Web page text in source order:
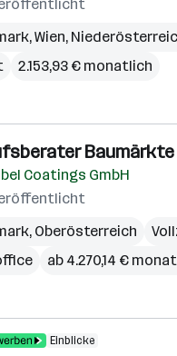
,Wien,
2.153,93 € monatlich
Baumärkte
Coatings GmbH
, Oberösterreich
ab 4.270,14 €
Einblicke